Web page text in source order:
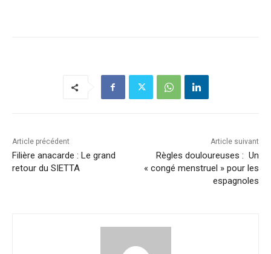
Article précédent
Filière anacarde : Le grand
retour du SIETTA
Article suivant
Règles douloureuses : Un
« congé menstruel » pour les
espagnoles